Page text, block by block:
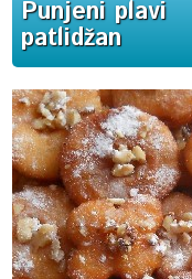
Punjeni plavi
patlidžan